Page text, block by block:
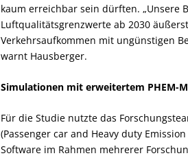
kaum erreichbar sein dürften. „Unsere
Luftqualitätsgrenzwerte ab 2030
Verkehrsaufkommen mit ungünstigen
warnt Hausberger.
Simulationen mit erweitertem PHEM-
Für die Studie nutzte das
(Passenger car and Heavy duty
Software im Rahmen mehrerer